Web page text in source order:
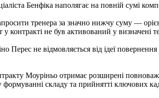
Бенфіка наполягає на повній сумі
тренера за значно нижчу суму —
контракті не був активований у визначені
Перес не відмовляється від ідеї
Моуріньо отримає розширені
формуванні складу та прийнятті ключових